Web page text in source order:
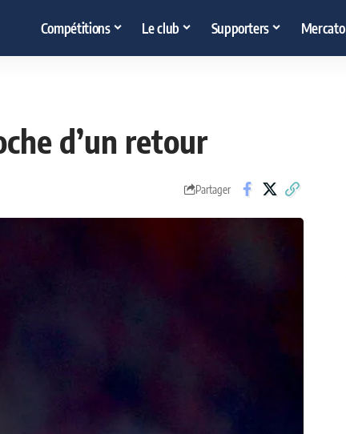
Compétitions Le club Supporters Mercato
d’un retour
Partager